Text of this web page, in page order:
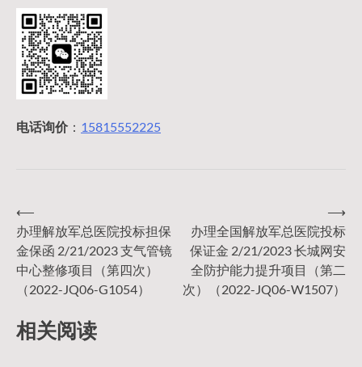
电话询价： 15815552225
文
章
导
⟵
办理解放军总医院投标担保
金保函 2/21/2023 支气管镜
中心整修项目（第四次）
（2022-JQ06-G1054）
办理全国解放军总医院投标
保证金 2/21/2023 长城网安
全防护能力提升项目（第二
次）（2022-JQ06-W1507）
⟶
相关阅读